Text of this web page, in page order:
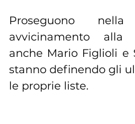
Proseguono
avvicinamento alla
anche Mario Figlioli e
stanno definendo gli
le proprie liste.